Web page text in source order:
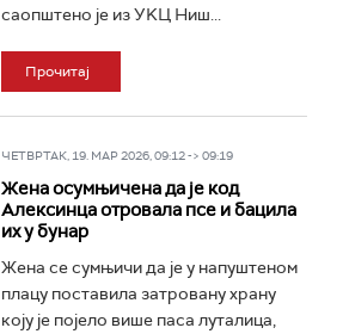
саопштено је из УKЦ Ниш...
Прочитај
ЧЕТВРТАК, 19. МАР 2026, 09:12 -> 09:19
Жена осумњичена да је код
Алексинца отровала псе и бацила
их у бунар
Жена се сумњичи да је у напуштеном
плацу поставила затровану храну
коју је појело више паса луталица,